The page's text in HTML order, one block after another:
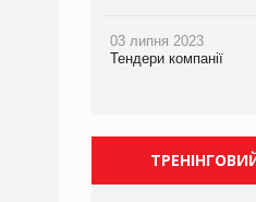
03 липня 2023
Тендери компанії